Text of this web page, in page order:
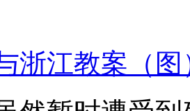
浙江教案（图